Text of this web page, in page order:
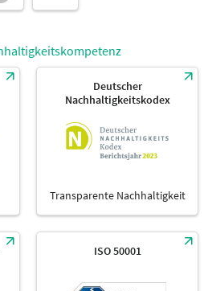
Deutscher
Nachhaltigkeitskodex
Transparente Nachhaltigkeit
ISO 50001